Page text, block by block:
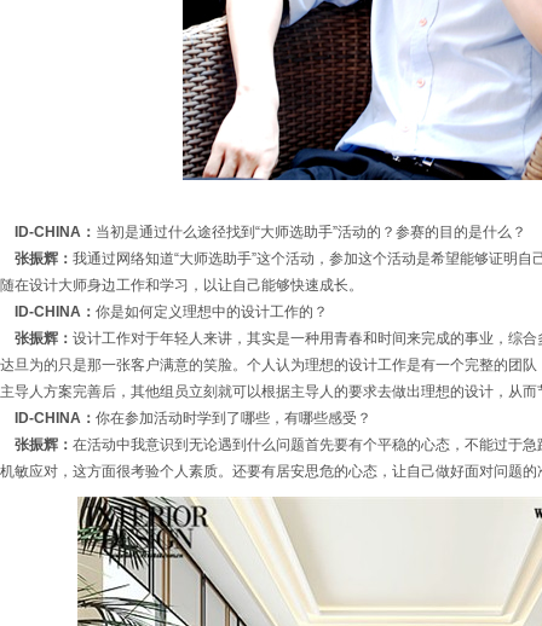
ID-CHINA： 当初是通过什么途径找到“大师选助手”活动的？参赛的目的是什么？
张振辉： 我通过网络知道“大师选助手”这个活动，参加这个活动是希望能够证明
随在设计大师身边工作和学习，以让自己能够快速成长。
ID-CHINA： 你是如何定义理想中的设计工作的？
张振辉： 设计工作对于年轻人来讲，其实是一种用青春和时间来完成的事业，综
达旦为的只是那一张客户满意的笑脸。个人认为理想的设计工作是有一个完整的团
主导人方案完善后，其他组员立刻就可以根据主导人的要求去做出理想的设计，从而
ID-CHINA： 你在参加活动时学到了哪些，有哪些感受？
张振辉： 在活动中我意识到无论遇到什么问题首先要有个平稳的心态，不能过于
机敏应对，这方面很考验个人素质。还要有居安思危的心态，让自己做好面对问题的